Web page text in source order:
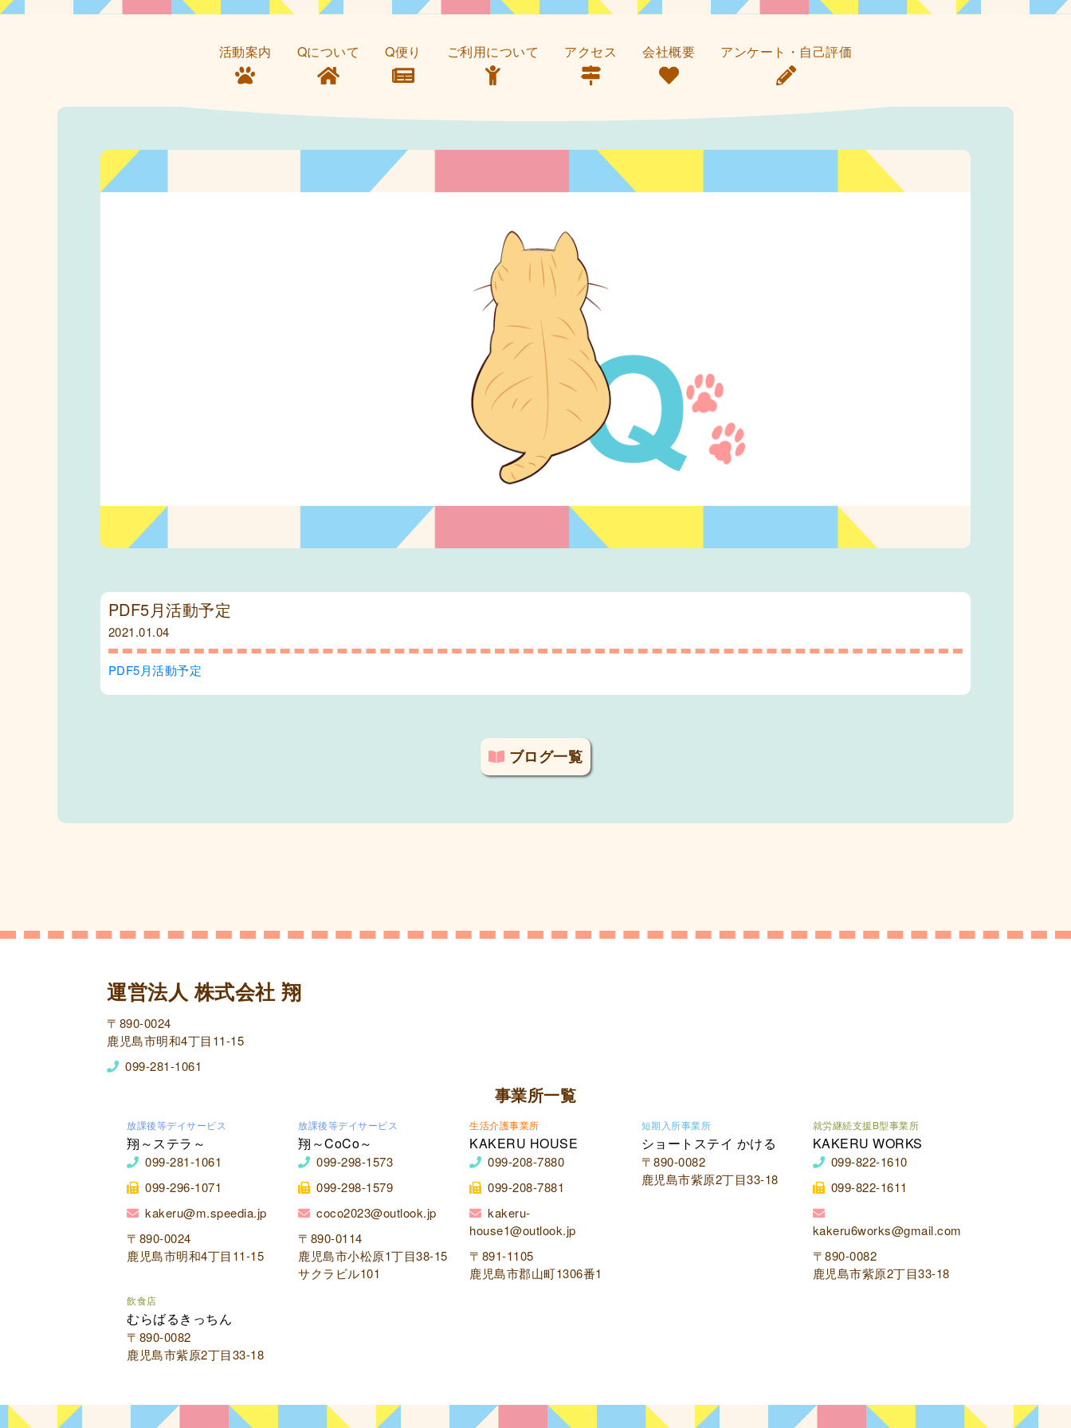
活動案内 Qについて Q便り ご利用について アクセス 会社概要 アンケート・自己評価
PDF5月活動予定
2021.01.04
PDF5月活動予定
ブログ一覧
運営法人 株式会社 翔
〒890-0024
鹿児島市明和4丁目11-15
099-281-1061
事業所一覧
放課後等デイサービス
翔～ステラ～
099-281-1061
099-296-1071
kakeru@m.speedia.jp
〒890-0024
鹿児島市明和4丁目11-15
放課後等デイサービス
翔～CoCo～
099-298-1573
099-298-1579
coco2023@outlook.jp
〒890-0114
鹿児島市小松原1丁目38-15
サクラビル101
生活介護事業所
KAKERU HOUSE
099-208-7880
099-208-7881
kakeru-
house1@outlook.jp
〒891-1105
鹿児島市郡山町1306番1
短期入所事業所
ショートステイ かける
〒890-0082
鹿児島市紫原2丁目33-18
就労継続支援B型事業所
KAKERU WORKS
099-822-1610
099-822-1611
kakeru6works@gmail.com
〒890-0082
鹿児島市紫原2丁目33-18
飲食店
むらばるきっちん
〒890-0082
鹿児島市紫原2丁目33-18